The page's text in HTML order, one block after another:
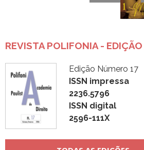
REVISTA POLIFONIA -
Edição Número 17
ISSN impressa
2236.5796
ISSN digital
2596-111X